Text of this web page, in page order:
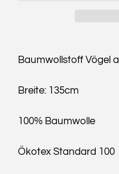
Baumwollstoff Vögel
Breite: 135cm
100% Baumwolle
Ökotex Standard 100